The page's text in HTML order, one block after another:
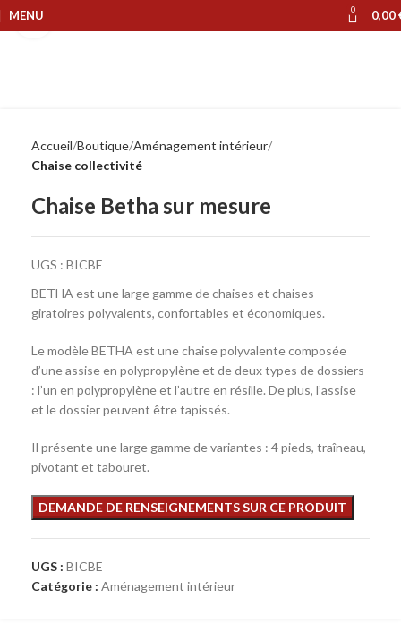
MENU 0 0,00
Accueil Boutique Aménagement intérieur
Chaise collectivité
Chaise Betha sur mesure
UGS : BICBE
BETHA est une large gamme de chaises et chaises
giratoires polyvalents, confortables et économiques.
Le modèle BETHA est une chaise polyvalente composée
d’une assise en polypropylène et de deux types de dossiers
: l’un en polypropylène et l’autre en résille. De plus, l’assise
et le dossier peuvent être tapissés.
Il présente une large gamme de variantes : 4 pieds, traîneau,
pivotant et tabouret.
UGS : BICBE
Catégorie : Aménagement intérieur